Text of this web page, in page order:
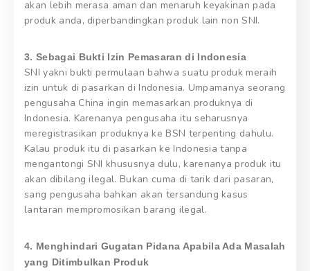
akan lebih merasa aman dan menaruh keyakinan pada
produk anda, diperbandingkan produk lain non SNI.
3. Sebagai Bukti Izin Pemasaran di Indonesia
SNI yakni bukti permulaan bahwa suatu produk meraih
izin untuk di pasarkan di Indonesia. Umpamanya seorang
pengusaha China ingin memasarkan produknya di
Indonesia. Karenanya pengusaha itu seharusnya
meregistrasikan produknya ke BSN terpenting dahulu.
Kalau produk itu di pasarkan ke Indonesia tanpa
mengantongi SNI khususnya dulu, karenanya produk itu
akan dibilang ilegal. Bukan cuma di tarik dari pasaran,
sang pengusaha bahkan akan tersandung kasus
lantaran mempromosikan barang ilegal.
4. Menghindari Gugatan Pidana Apabila Ada Masalah
yang Ditimbulkan Produk